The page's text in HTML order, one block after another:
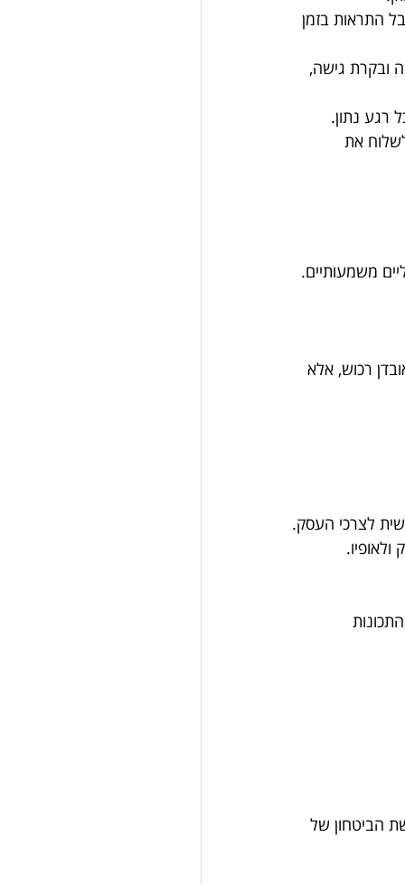
התראות בזמן
ובקרת גישה,
נתון.
את
משמעותיים.
רכוש, אלא
לצרכי העסק.
הביטחון של